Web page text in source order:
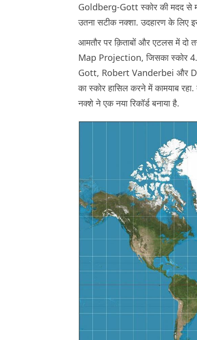
Goldberg-Gott स्कोर की मदद से
उतना सटीक नक्शा. उदहारण के लिए
आमतौर पर क़िताबों और एटलस में
Map Projection, जिसका स्कोर
Gott, Robert Vanderbei और
का स्कोर हासिल करने में कामयाब
नक्शे ने एक नया रिकॉर्ड बनाया है.